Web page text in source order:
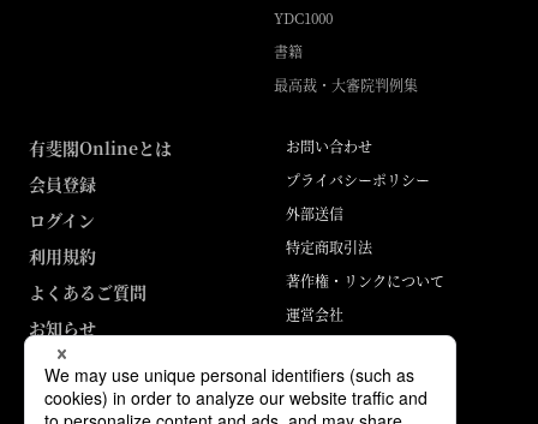
YDC1000
書籍
最高裁・大審院判例集
有斐閣Onlineとは
会員登録
ログイン
利用規約
よくあるご質問
お知らせ
お問い合わせ
プライバシーポリシー
外部送信
特定商取引法
著作権・リンクについて
運営会社